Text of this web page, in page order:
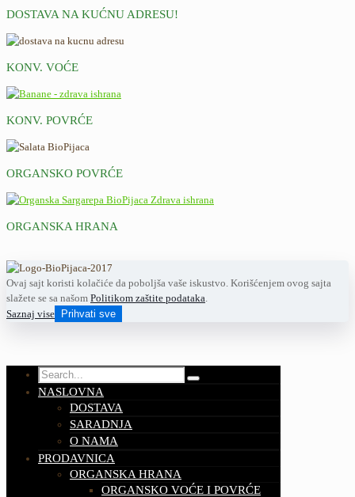
DOSTAVA NA KUĆNU ADRESU!
KONV. VOĆE
KONV. POVRĆE
ORGANSKO POVRĆE
ORGANSKA HRANA
Ovaj sajt koristi kolačiće da poboljša vaše iskustvo. Korišćenjem ovog sajta
slažete se sa našom Politikom zaštite podataka
Saznaj vise
Prihvati sve
NASLOVNA
DOSTAVA
SARADNJA
O NAMA
PRODAVNICA
ORGANSKA HRANA
ORGANSKO VOĆE I POVRĆE